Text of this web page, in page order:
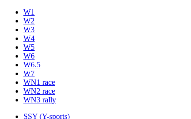
W1
W2
W3
W4
W5
W6
W6.5
W7
WN1 race
WN2 race
WN3 rally
SSY (Y-sports)